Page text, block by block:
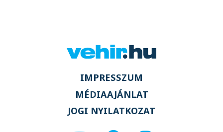
IMPRESSZUM
MÉDIAAJÁNLAT
JOGI NYILATKOZAT